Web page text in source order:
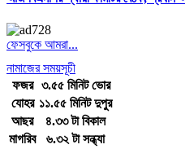
ফেসবুকে আমরা...
নামাজের সময়সূচী
ফজর
৩.৫৫ মিনিট ভোর
যোহর ১১.৫৫ মিনিট দুপুর
আছর
৪.৩৩ টা বিকাল
মাগরিব
৬.৩২ টা সন্ধ্যা